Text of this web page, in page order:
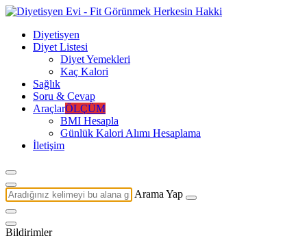
Diyetisyen
Diyet Listesi
Diyet Yemekleri
Kaç Kalori
Sağlık
Soru & Cevap
AraçlarÖLÇÜM
BMI Hesapla
Günlük Kalori Alımı Hesaplama
İletişim
Arama Yap
Bildirimler